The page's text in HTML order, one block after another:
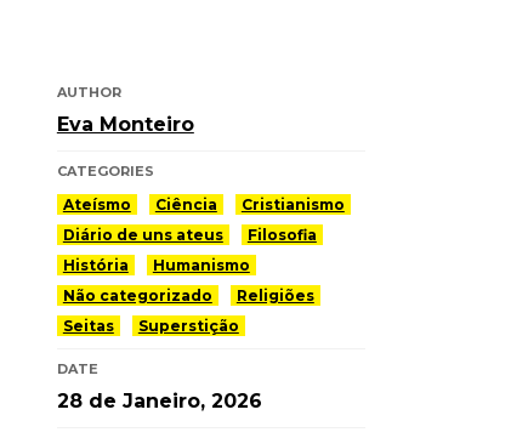
AUTHOR
Eva Monteiro
CATEGORIES
Ateísmo Ciência
Cristianismo
Diário de uns ateus
Filosofia
História
Humanismo
Não categorizado
Religiões
Seitas
Superstição
DATE
28 de Janeiro, 2026